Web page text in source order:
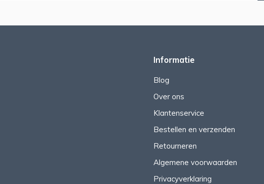
Informatie
Blog
Over ons
Klantenservice
Bestellen en verzenden
Retourneren
Algemene voorwaarden
Privacyverklaring